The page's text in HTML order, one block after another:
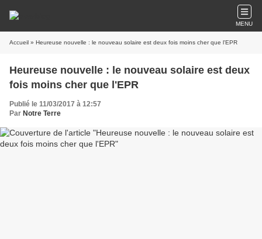
MENU
Accueil » Heureuse nouvelle : le nouveau solaire est deux fois moins cher que l'EPR
Heureuse nouvelle : le nouveau solaire est deux
fois moins cher que l'EPR
Publié le 11/03/2017 à 12:57
Par Notre Terre